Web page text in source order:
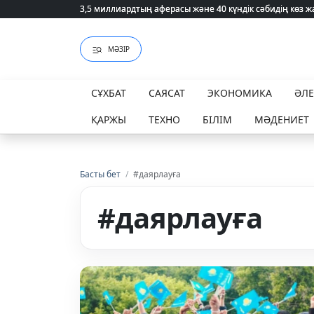
3,5 миллиардтың аферасы және 40 күндік сәбидің
3,5 миллиардтың аферасы және 40 күндік сәбидің
МӘЗІР
СҰХБАТ САЯСАТ ЭКОНОМИКА
ҚАРЖЫ
ТЕХНО БІЛІМ МӘДЕНИЕТ
Басты бет / #даярлауға
#даярлауға